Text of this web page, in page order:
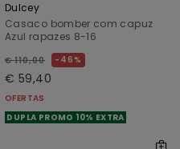
Dulcey
Casaco bomber com capuz
Azul rapazes 8-16
€ 110,00 46%
€ 59,40
OFERTAS
DUPLA PROMO 10% EXTRA